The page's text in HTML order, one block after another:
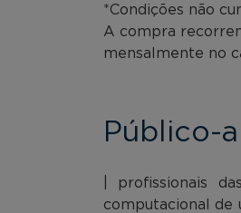
*Condições não
A compra
mensalmente no
Público-
| profissionais
computacional de